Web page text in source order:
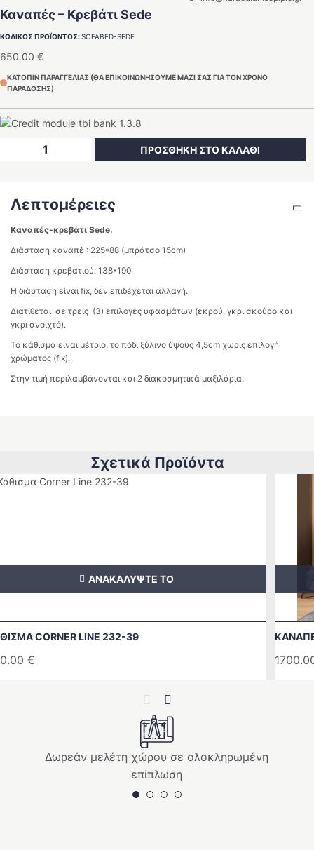
Καναπές – Κρεβάτι Sede
ΚΩΔΙΚΟΣ ΠΡΟΪΟΝΤΟΣ:SOFABED-SEDE
650.00 €
ΚΑΤΟΠΙΝ ΠΑΡΑΓΓΕΛΙΑΣ (ΘΑ ΕΠΙΚΟΙΝΩΝΗΣΟΥΜΕ ΜΑΖΙ ΣΑΣ ΓΙΑ ΤΟΝ ΧΡΟΝΟ
ΠΑΡΑΔΟΣΗΣ)
ποσότητα
ΠΡΟΣΘΗΚΗ ΣΤΟ ΚΑΛΑΘΙ
Λεπτομέρειες
Καναπές-κρεβάτι Sede.
Διάσταση καναπέ : 225*88 (μπράτσο 15cm)
Διάσταση κρεβατιού: 138*190
Η διάσταση είναι fix, δεν επιδέχεται αλλαγή.
Διατίθεται σε τρείς (3) επιλογές υφασμάτων (εκρού, γκρι σκούρο και
γκρι ανοιχτό).
Το κάθισμα είναι μέτριο, το πόδι ξύλινο ύψους 4,5cm χωρίς επιλογή
χρώματος (fix).
Στην τιμή περιλαμβάνονται και 2 διακοσμητικά μαξιλάρια.
Σχετικά Προϊόντα
Previous
CORNER LINE 232-39
€
ΑΝΑΚΑΛΥΨΤΕ ΤΟ
Next
Δωρεάν μελέτη χώρου σε ολοκληρωμένη
επίπλωση